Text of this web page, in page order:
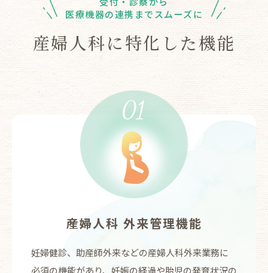
医療機器の連携までスムーズに
産婦人科に特化した機能
産婦人科 外来管理機能
妊婦健診、助産師外来などの産婦人科外来業務に
必須の機能があり、妊娠の経過や胎児の発育状況の